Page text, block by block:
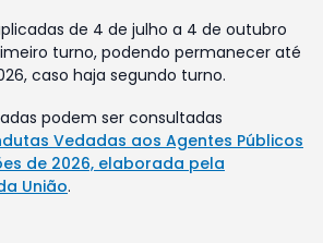
de 4 de julho a 4 de outubro
turno, podendo permanecer até
caso haja segundo turno.
podem ser consultadas
Vedadas aos Agentes Públicos
de 2026, elaborada pela
União.